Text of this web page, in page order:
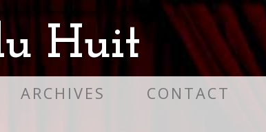
Huit
ARCHIVES
CONTACT